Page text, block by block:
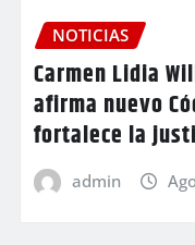
NOTICIAS
Carmen Lidia
afirma nuevo
fortalece la
admin